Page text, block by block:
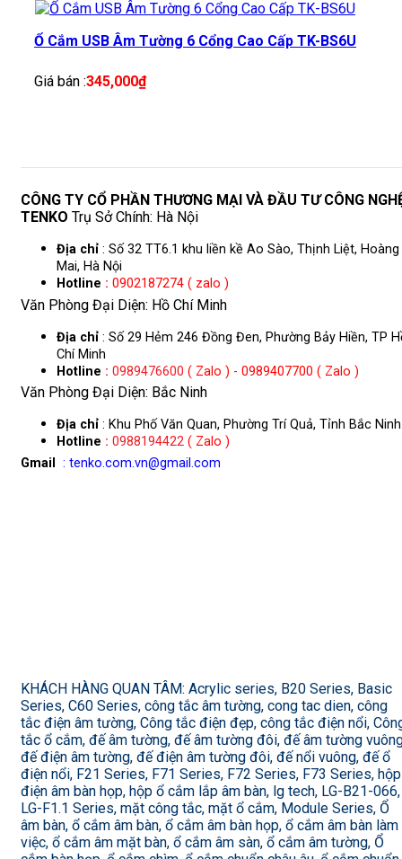
Ổ Cắm USB Âm Tường 6 Cổng Cao Cấp TK-BS6U
Giá bán :345,000₫
CÔNG TY CỔ PHẦN THƯƠNG MẠI VÀ ĐẦU TƯ CÔNG
TENKO Trụ Sở Chính: Hà Nội
Địa chỉ : Số 32 TT6.1 khu liền kề Ao Sào, Thịnh Liệt, Hoàng
Mai, Hà Nội
Hotline : 0902187274 ( zalo )
Văn Phòng Đại Diện: Hồ Chí Minh
Địa chỉ : Số 29 Hẻm 246 Đồng Đen, Phường Bảy Hiền, TP
Chí Minh
Hotline : 0989476600 ( Zalo ) - 0989407700 ( Zalo )
Văn Phòng Đại Diện: Bắc Ninh
Địa chỉ : Khu Phố Văn Quan, Phường Trí Quả, Tỉnh Bắc Ninh
Hotline : 0988194422 ( Zalo )
Gmail
: tenko.com.vn@gmail.com
KHÁCH HÀNG QUAN TÂM: Acrylic series, B20 Series, Basic
Series, C60 Series, công tắc âm tường, cong tac dien, công
tắc điện âm tường, Công tắc điện đẹp, công tắc điện nổi,
tắc ổ cắm, đế âm tường, đế âm tường đôi, đế âm tường
đế điện âm tường, đế điện âm tường đôi, đế nổi vuông, đế ổ
điện nổi, F21 Series, F71 Series, F72 Series, F73 Series, hộp
điện âm bàn họp, hộp ổ cắm lắp âm bàn, lg tech, LG-B21-066,
LG-F1.1 Series, mặt công tắc, mặt ổ cắm, Module Series, Ổ
âm bàn, ổ cắm âm bàn, ổ cắm âm bàn họp, ổ cắm âm bàn làm
việc, ổ cắm âm mặt bàn, ổ cắm âm sàn, ổ cắm âm tường, Ổ